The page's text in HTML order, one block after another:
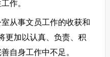
作。
从事文员工作的收获和
更加以认真、负责、积
自身工作中不足。